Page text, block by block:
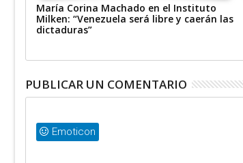
María Corina Machado en el Instituto
Milken: “Venezuela será libre y caerán las
dictaduras”
PUBLICAR UN COMENTARIO
Emoticon